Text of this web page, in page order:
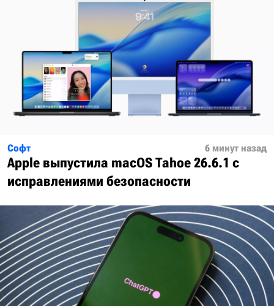
Софт 6 минут назад
Apple выпустила macOS Tahoe 26.6.1 с
исправлениями безопасности